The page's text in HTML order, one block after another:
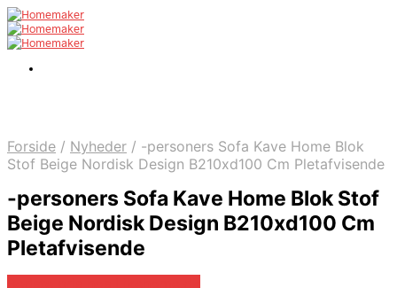
Forside / Nyheder / -personers Sofa Kave Home Blok
Stof Beige Nordisk Design B210xd100 Cm Pletafvisende
-personers Sofa Kave Home Blok Stof
Beige Nordisk Design B210xd100 Cm
Pletafvisende